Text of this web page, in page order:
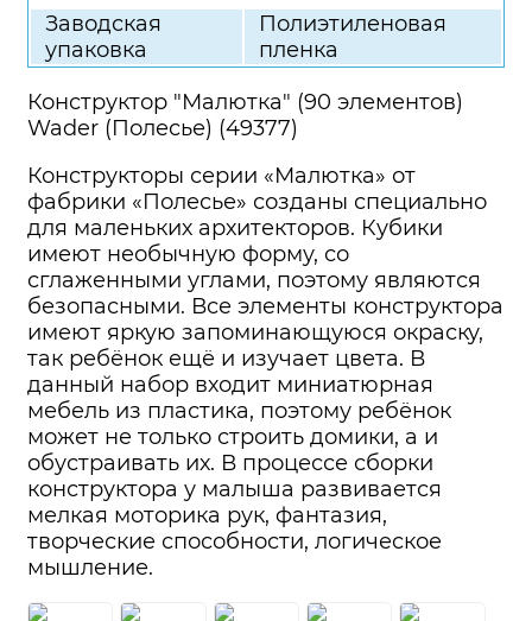
Заводская
упаковка
Полиэтиленовая
пленка
Конструктор "Малютка" (90 элементов)
Wader (Полесье) (49377)
Конструкторы серии «Малютка» от
фабрики «Полесье» созданы специально
для маленьких архитекторов. Кубики
имеют необычную форму, со
сглаженными углами, поэтому являются
безопасными. Все элементы конструктора
имеют яркую запоминающуюся окраску,
так ребёнок ещё и изучает цвета. В
данный набор входит миниатюрная
мебель из пластика, поэтому ребёнок
может не только строить домики, а и
обустраивать их. В процессе сборки
конструктора у малыша развивается
мелкая моторика рук, фантазия,
творческие способности, логическое
мышление.